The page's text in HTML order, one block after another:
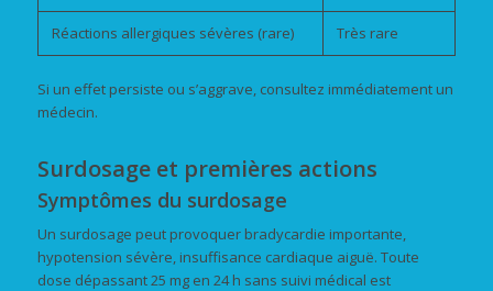
Réactions allergiques sévères (rare) Très rare
Si un effet persiste ou s’aggrave, consultez immédiatement un
médecin.
Surdosage et premières actions
Symptômes du surdosage
Un surdosage peut provoquer bradycardie importante,
hypotension sévère, insuffisance cardiaque aiguë. Toute
dose dépassant 25 mg en 24 h sans suivi médical est